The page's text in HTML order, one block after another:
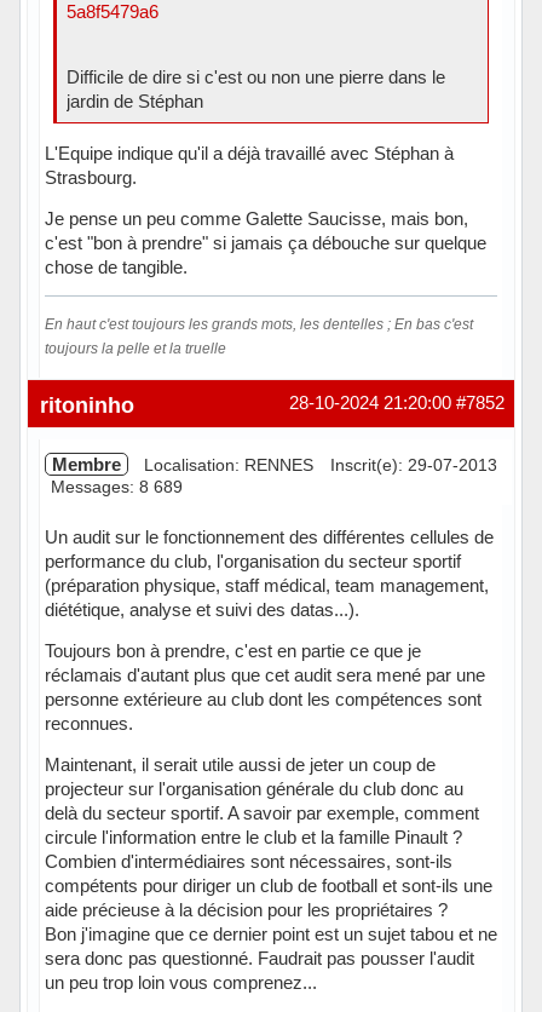
5a8f5479a6
Difficile de dire si c'est ou non une pierre dans le
jardin de Stéphan
L'Equipe indique qu'il a déjà travaillé avec Stéphan à
Strasbourg.
Je pense un peu comme Galette Saucisse, mais bon,
c'est "bon à prendre" si jamais ça débouche sur quelque
chose de tangible.
En haut c'est toujours les grands mots, les dentelles ; En bas c'est
toujours la pelle et la truelle
Hors ligne #7852
28-10-2024 21:20:00
ritoninho
Membre Localisation: RENNES
Inscrit(e): 29-07-2013
Messages: 8 689
Un audit sur le fonctionnement des différentes cellules de
performance du club, l'organisation du secteur sportif
(préparation physique, staff médical, team management,
diététique, analyse et suivi des datas...).
Toujours bon à prendre, c'est en partie ce que je
réclamais d'autant plus que cet audit sera mené par une
personne extérieure au club dont les compétences sont
reconnues.
Maintenant, il serait utile aussi de jeter un coup de
projecteur sur l'organisation générale du club donc au
delà du secteur sportif. A savoir par exemple, comment
circule l'information entre le club et la famille Pinault ?
Combien d'intermédiaires sont nécessaires, sont-ils
compétents pour diriger un club de football et sont-ils une
aide précieuse à la décision pour les propriétaires ?
Bon j'imagine que ce dernier point est un sujet tabou et ne
sera donc pas questionné. Faudrait pas pousser l'audit
un peu trop loin vous comprenez...